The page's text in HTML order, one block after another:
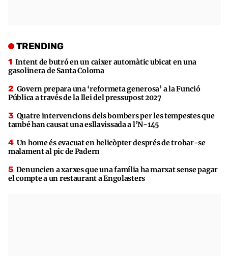
TRENDING
Intent de butró en un caixer automàtic ubicat en una
gasolinera de Santa Coloma
Govern prepara una ‘reformeta generosa’ a la Funció
Pública a través de la llei del pressupost 2027
Quatre intervencions dels bombers per les tempestes que
també han causat una esllavissada a l’N-145
Un home és evacuat en helicòpter després de trobar-se
malament al pic de Padern
Denuncien a xarxes que una família ha marxat sense pagar
el compte a un restaurant a Engolasters